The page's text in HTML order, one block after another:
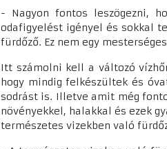
- Nagyon fontos leszögezni,
odafigyelést igényel és sokkal
fürdőző. Ez nem egy
Itt számolni kell a változó
hogy mindig felkészültek és
sodrást is. Illetve amit még
növényekkel, halakkal és ezek
természetes vizekben való